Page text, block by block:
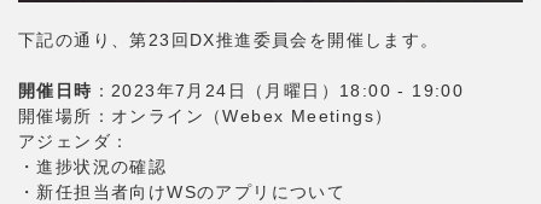
下記の通り、第23回DX推進委員会を開催します。
開催日時 ：2023年7月24日（月曜日）18:00 - 19:00
開催場所：オンライン（Webex Meetings）
アジェンダ：
・進捗状況の確認
・新任担当者向けWSのアプリについて